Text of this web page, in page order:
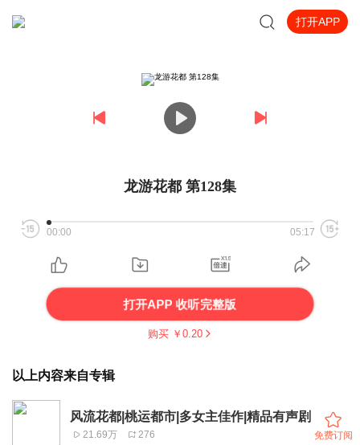
打开APP
龙游花都 第128集
00:00 05:17
打开APP 收听完整版
购买 ￥ 0.20
以上内容来自专辑
风流花都|桃运都市|多女主佳作|精品有声剧
21.69万 276 免费订阅